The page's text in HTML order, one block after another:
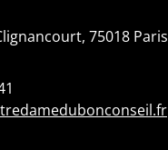
75018 Paris